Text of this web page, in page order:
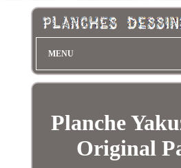
MENU
Planche
Original